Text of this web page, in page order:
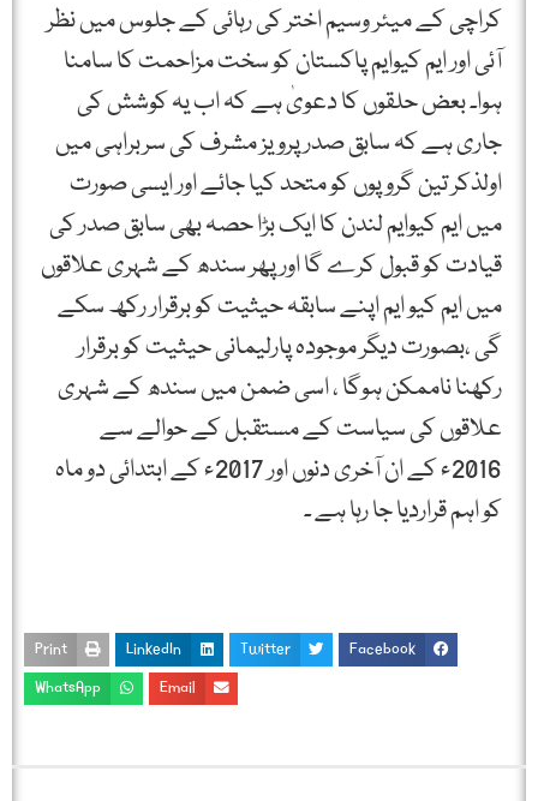
کراچی کے میئر وسیم اختر کی رہائی کے جلوس میں نظر
آئی اور ایم کیوایم پاکستان کو سخت مزاحمت کا سامنا
ہوا۔ بعض حلقوں کا دعویٰ ہے کہ اب یہ کوشش کی
جاری ہے کہ سابق صدر پرویز مشرف کی سربراہی میں
اولذکر تین گروپوں کو متحد کیا جائے اور ایسی صورت
میں ایم کیوایم لندن کا ایک بڑا حصہ بھی سابق صدر کی
قیادت کو قبول کرے گا اور پھر سندھ کے شہری علاقوں
میں ایم کیو ایم اپنے سابقہ حیثیت کو برقرار رکھ سکے
گی ،بصورت دیگر موجودہ پارلیمانی حیثیت کو برقرار
رکھنا ناممکن ہوگا ، اسی ضمن میں سندھ کے شہری
علاقوں کی سیاست کے مستقبل کے حوالے سے
2016ء کے ان آخری دنوں اور 2017ء کے ابتدائی دو ماہ
کو اہم قراردیا جا رہا ہے ۔
Facebook
Twitter
LinkedIn
Print
Email
WhatsApp